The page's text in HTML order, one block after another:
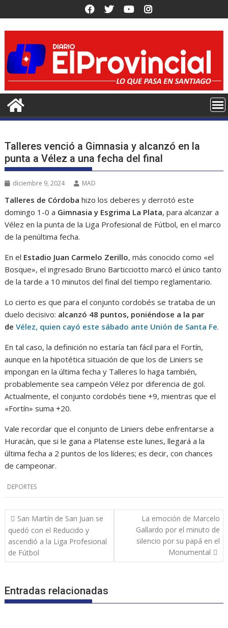
al
contenido
Talleres venció a Gimnasia y alcanzó en la
punta a Vélez a una fecha del final
diciembre 9, 2024 MAD
Talleres de Córdobahizo los deberes y derrotó este
domingo 1-0 a Gimnasia y Esgrima La Plata, para alcanzar a
Vélez en la punta de la Liga Profesional de Fútbol, en el marco
de la penúltima fecha.
En el Estadio Juan Carmelo Zerillo, más conocido como «el
Bosque», el ingresado Bruno Barticciotto marcó el único tanto
de la tarde a 10 minutos del final del tiempo reglamentario.
Lo cierto es que para el conjunto cordobés se trataba de un
duelo decisivo: alcanzó 48 puntos, poniéndose a la par
deVélez, quien cayó este sábado ante Unión de Santa Fe.
En tal caso, la definición no estaría tan fácil para el Fortín,
aunque en la hipotética situación de que los de Liniers se
impongan en la última fecha y Talleres lo haga también,
probablemente sea campeón Vélez por diferencia de gol.
Actualmente, el conjunto cordobés tiene +9, mientras que el
«Fortín» suma +20.
Vale recordar que el conjunto de Liniers debe enfrentarse a
Huracán, que si le gana a Platense este lunes, llegará a la
última fecha a 2 puntos de los líderes; es decir, con chances
de campeonar.
DEPORTES
Navegación
de
entradas
San Martín de San Juan se
quedó con el Reducido y
ascendió a la Liga Profesional
de Fútbol
La emoción de Marcelo
Gallardo por el minuto de
silencio por su papá en el
Monumental
Entradas relacionadas